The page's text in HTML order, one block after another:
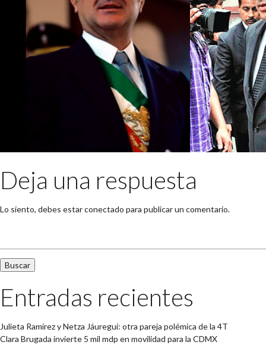
Deja una respuesta
Lo siento, debes estarconectado para publicar un comentario.
Entradas recientes
Julieta Ramírez y Netza Jáuregui: otra pareja polémica de la 4T
Clara Brugada invierte 5 mil mdp en movilidad para la CDMX